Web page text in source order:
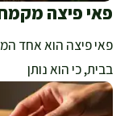
פאי פיצה
פאי פיצה הוא אחד
בבית, כי הוא נותן